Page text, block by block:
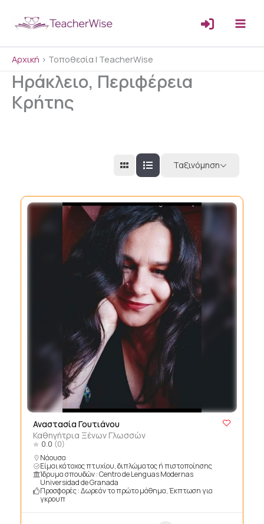
Αρχική > Τοποθεσία | TeacherWise
Ηράκλειο, Περιφέρεια
Κρήτης
Ταξινόμηση
Αναστασία Γουτιάνου
Καθηγήτρια Ξένων Γλωσσών
0.0 (0)
Νάουσα
Είμαι κάτοχος πτυχίου, διπλώματος ή πιστοποίησης
Ίδρυμα σπουδών : Centro de Lenguas Modernas
Universidad de Granada
Προσφορές : Δωρεάν το πρώτο μάθημα, Έκπτωση για
γκρουπ